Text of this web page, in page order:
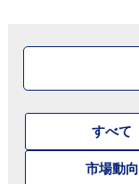
すべて
市場動向